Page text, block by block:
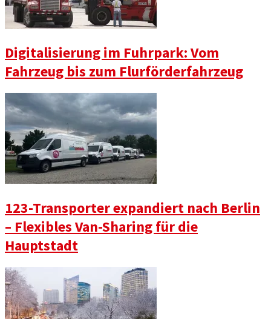
Digitalisierung im Fuhrpark: Vom
Fahrzeug bis zum Flurförderfahrzeug
123-Transporter expandiert nach Berlin
– Flexibles Van-Sharing für die
Hauptstadt